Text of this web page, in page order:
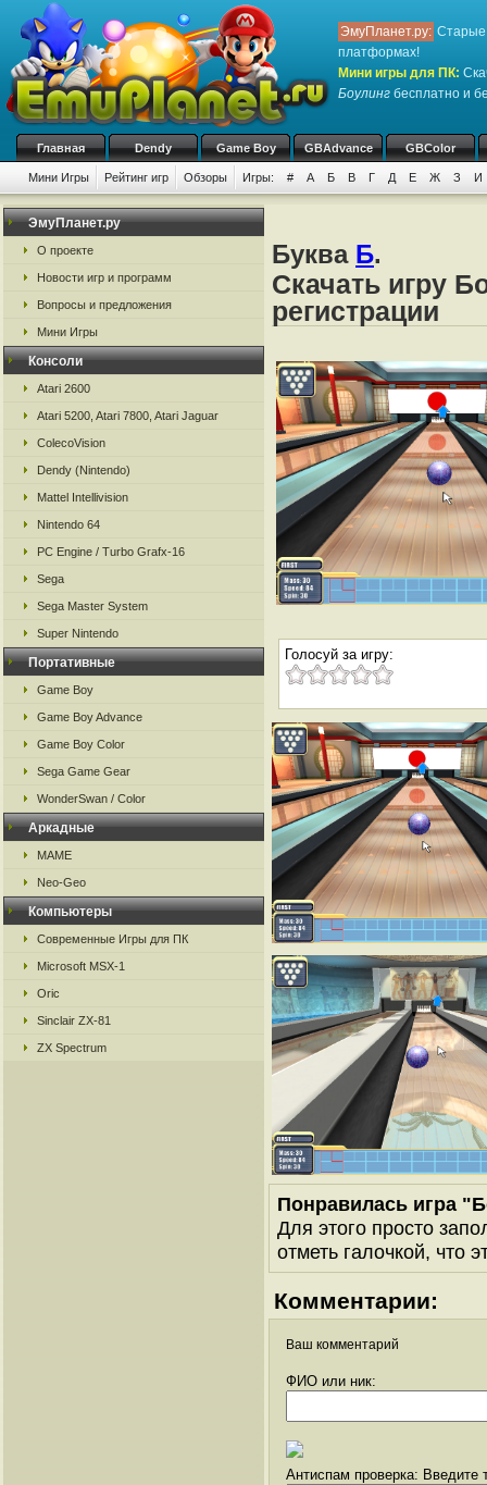
ЭмуПланет.ру: Старые
платформах!
Мини игры для ПК:
Боулинг бесплатно и
Главная Dendy Game Boy GBAdvance GBColor
Мини Игры Рейтинг игр Обзоры Игры: # А Б В Г Д Е Ж З И
ЭмуПланет.ру
О проекте
Новости игр и программ
Вопросы и предложения
Мини Игры
Консоли
Atari 2600
Atari 5200, Atari 7800, Atari Jaguar
ColecoVision
Dendy (Nintendo)
Mattel Intellivision
Nintendo 64
PC Engine / Turbo Grafx-16
Sega
Sega Master System
Super Nintendo
Портативные
Game Boy
Game Boy Advance
Game Boy Color
Sega Game Gear
WonderSwan / Color
Аркадные
MAME
Neo-Geo
Компьютеры
Современные Игры для ПК
Microsoft MSX-1
Oric
Sinclair ZX-81
ZX Spectrum
Буква Б.
Скачать игру
регистрации
Голосуй за игру:
Понравилась игра
Для этого просто
отметь галочкой, что
Комментарии:
Ваш комментарий
ФИО или ник:
Антиспам проверка: Введите